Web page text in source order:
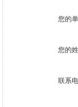
您的
您的
联系